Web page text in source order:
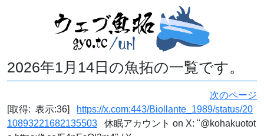
2026年1月14日の魚拓の一覧です。
次のページ
[取得: 表示:36]
https://x.com:443/Biollante_1989/status/20
10893221682135503 休眠アカウント on X: "@kohakuotot